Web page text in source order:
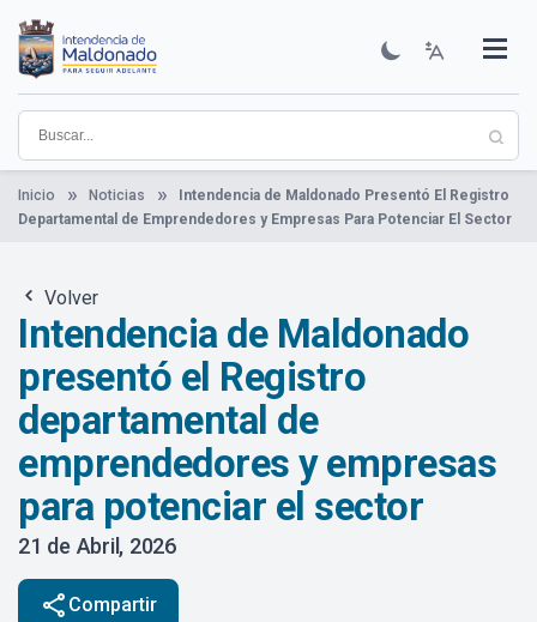
contenido
principal
Institucional
Municipios
Descubre Maldonado
Comunicación
Servicios
Guía De Trámites
Ver Noticias
Inicio Noticias
Intendencia de Maldonado Presentó El Registro
Departamental de Emprendedores y Empresas Para Potenciar El Sector
Volver
Intendencia de Maldonado
presentó el Registro
departamental de
emprendedores y empresas
para potenciar el sector
21 de Abril, 2026
share Compartir